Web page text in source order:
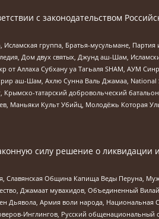
с законодательством
группа, Братья-мусульмане, Партия
Дом двух святых, Джунд аш-Шам,
Аллаха Субхану уа Тагьаля SHAM, АУМ
аш-Шам, Ахлю Сунна Валь Джамаа, National
Крымско-татарский добровольческий
Маньяки Культ Убийц, Молодёжь Которая
силу решение о ликвидации
Славянская Община Капища Веды Перуна,
Джамаат мувахидов, Объединенный
Дьявола, Армия воли народа, Национальная
Инглингов, Русский